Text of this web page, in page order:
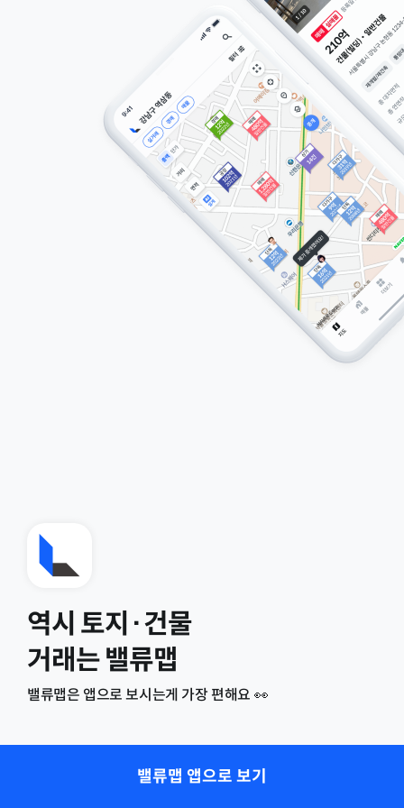
역시 토지·건물
거래는 밸류맵
밸류맵은 앱으로 보시는게 가장 편해요 👀
밸류맵 앱으로 보기